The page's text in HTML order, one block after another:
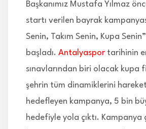
Başkanımız Mustafa Yılmaz
startı verilen bayrak
Senin, Takım Senin, Kupa
başladı. Antalyaspor tarihinin
sınavlarından biri olacak kupa
şehrin tüm dinamiklerini
hedefleyen kampanya, 5 bin
hedefiyle yola çıktı. Kampanya